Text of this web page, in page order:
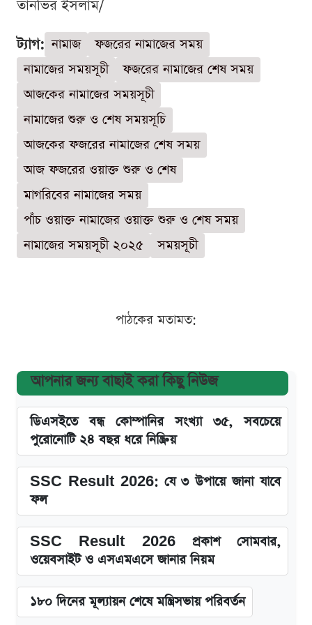
তানভির ইসলাম/
ট্যাগ: নামাজ
ফজরের নামাজের সময়
নামাজের সময়সূচী
ফজরের নামাজের শেষ সময়
আজকের নামাজের সময়সূচী
নামাজের শুরু ও শেষ সময়সূচি
আজকের ফজরের নামাজের শেষ সময়
আজ ফজরের ওয়াক্ত শুরু ও শেষ
মাগরিবের নামাজের সময়
পাঁচ ওয়াক্ত নামাজের ওয়াক্ত শুরু ও শেষ সময়
নামাজের সময়সূচী ২০২৫
সময়সূচী
পাঠকের মতামত:
আপনার জন্য বাছাই করা কিছু নিউজ
ডিএসইতে বন্ধ কোম্পানির সংখ্যা ৩৫, সবচেয়ে
পুরোনোটি ২৪ বছর ধরে নিষ্ক্রিয়
SSC Result 2026: যে ৩ উপায়ে জানা যাবে
ফল
SSC Result 2026 প্রকাশ সোমবার,
ওয়েবসাইট ও এসএমএসে জানার নিয়ম
১৮০ দিনের মূল্যায়ন শেষে মন্ত্রিসভায় পরিবর্তন